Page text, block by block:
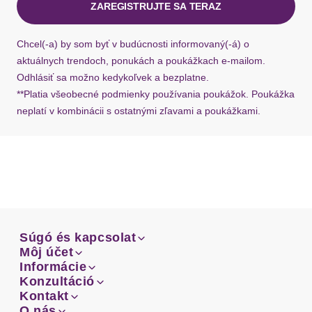
ZAREGISTRUJTE SA TERAZ
Chcel(-a) by som byť v budúcnosti informovaný(-á) o
aktuálnych trendoch, ponukách a poukážkach e-mailom.
Odhlásiť sa možno kedykoľvek a bezplatne.
**Platia všeobecné podmienky používania poukážok. Poukážka
neplatí v kombinácii s ostatnými zľavami a poukážkami.
Súgó és kapcsolat
Email
Facebook
Súgó és kapcsolat
Email
Facebook
Môj účet
Prehľad objednávok
Môj účet
Prehľad objednávok
Informácie
Doprava
Informácie
Doprava
Konzultáció
Sprievodca-veľkosťami
Konzultáció
Kontakt
Kontakt